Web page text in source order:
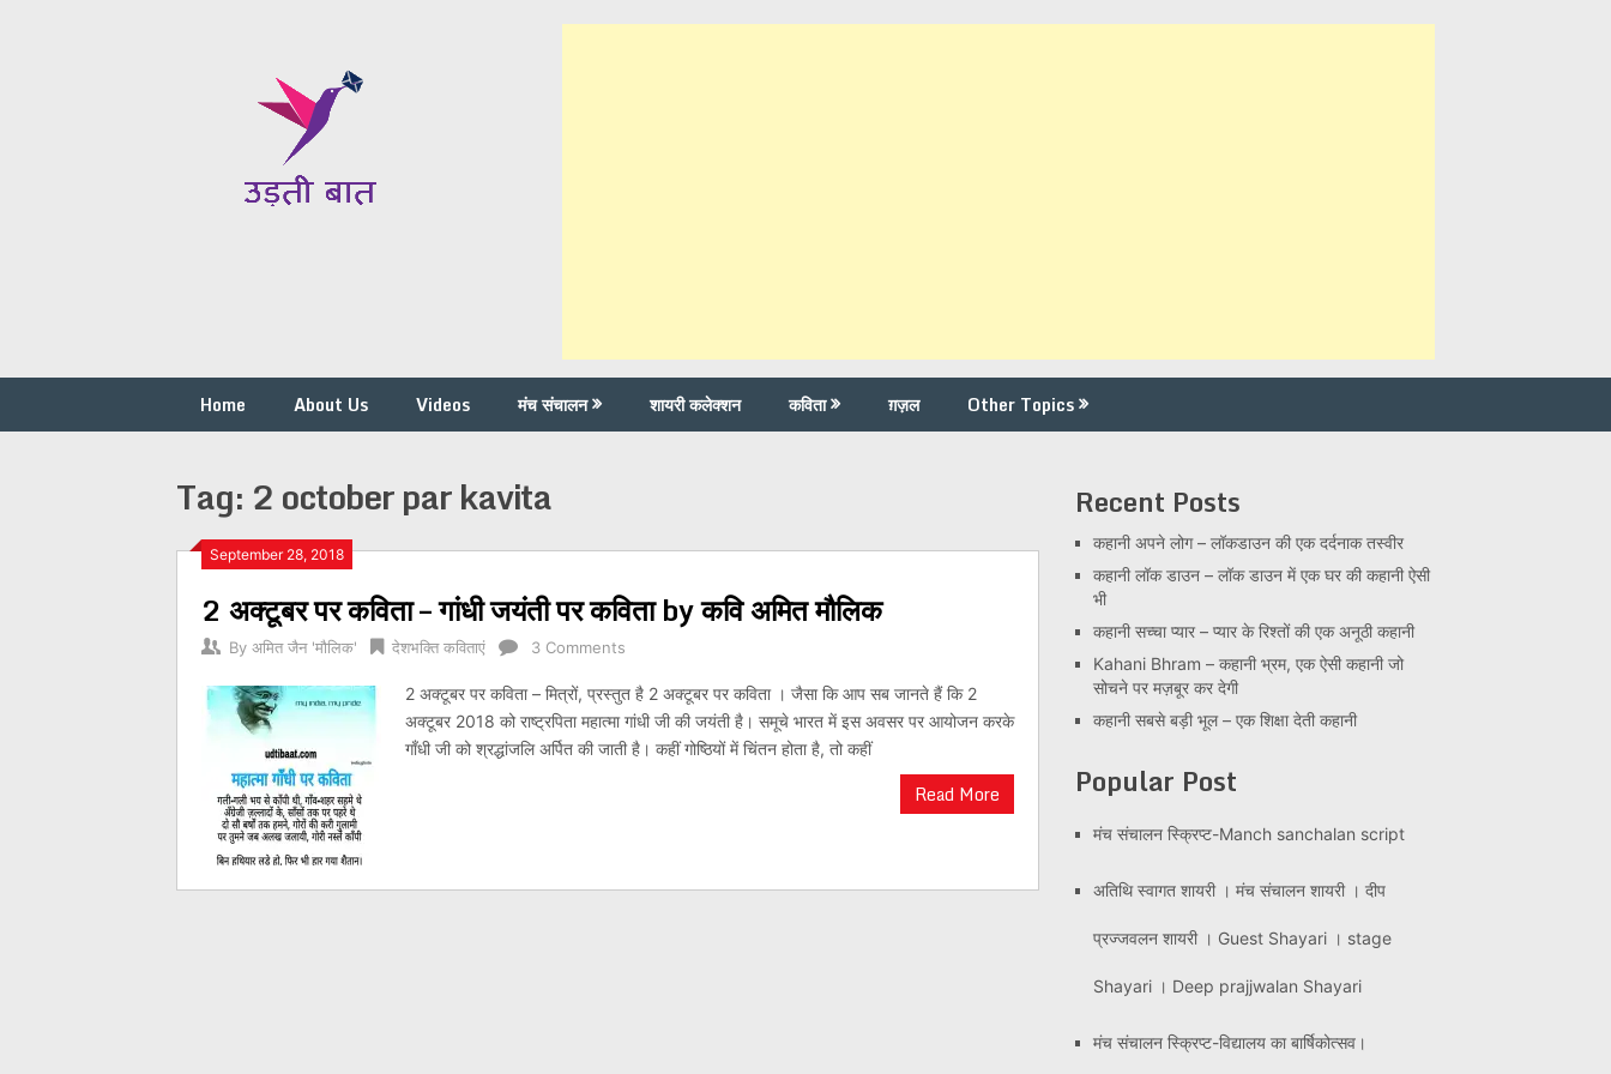
Home About Us Videos मंच संचालन शायरी कलेक्शन कविता ग़ज़ल Other Topics
Tag: 2 october par kavita
September 28, 2018
2 अक्टूबर पर कविता – गांधी जयंती पर कविता by कवि अमित मौलिक
By अमित जैन 'मौलिक' देशभक्ति कविताएं 3 Comments
2 अक्टूबर पर कविता – मित्रों, प्रस्तुत है 2 अक्टूबर पर कविता । जैसा कि आप सब जानते हैं कि 2
अक्टूबर 2018 को राष्ट्रपिता महात्मा गांधी जी की जयंती है। समूचे भारत में इस अवसर पर आयोजन करके
गाँधी जी को श्रद्धांजलि अर्पित की जाती है। कहीं गोष्ठियों में चिंतन होता है, तो कहीं
Read More
Posts
navigation
Recent Posts
कहानी अपने लोग – लॉकडाउन की एक दर्दनाक तस्वीर
कहानी लॉक डाउन – लॉक डाउन में एक घर की कहानी ऐसी
भी
कहानी सच्चा प्यार – प्यार के रिश्तों की एक अनूठी कहानी
Kahani Bhram – कहानी भ्रम, एक ऐसी कहानी जो
सोचने पर मज़बूर कर देगी
कहानी सबसे बड़ी भूल – एक शिक्षा देती कहानी
Popular Post
मंच संचालन स्क्रिप्ट-Manch sanchalan script
अतिथि स्वागत शायरी । मंच संचालन शायरी । दीप
प्रज्जवलन शायरी । Guest Shayari । stage
Shayari । Deep prajjwalan Shayari
मंच संचालन स्क्रिप्ट-विद्यालय का बार्षिकोत्सव।